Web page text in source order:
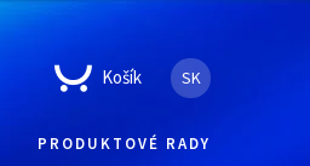
Košík SK
PRODUKTOVÉ RADY